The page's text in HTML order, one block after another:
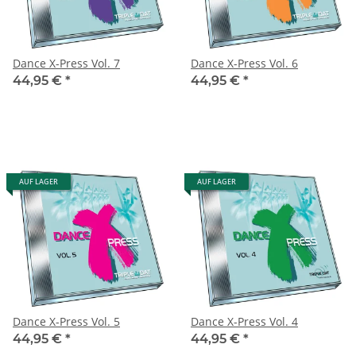
Dance X-Press Vol. 7
44,95 € *
Dance X-Press Vol. 6
44,95 € *
AUF LAGER
Dance X-Press Vol. 5
44,95 € *
AUF LAGER
Dance X-Press Vol. 4
44,95 € *